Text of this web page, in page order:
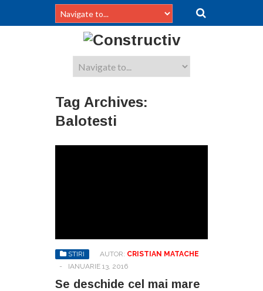
Tag Archives:
Balotesti
STIRI AUTOR: CRISTIAN MATACHE
-
IANUARIE 13, 2016
Se deschide cel mai mare